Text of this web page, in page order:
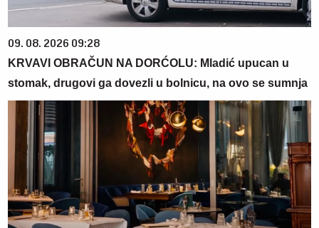
09. 08. 2026 09:28
KRVAVI OBRAČUN NA DORĆOLU: Mladić upucan u
stomak, drugovi ga dovezli u bolnicu, na ovo se sumnja